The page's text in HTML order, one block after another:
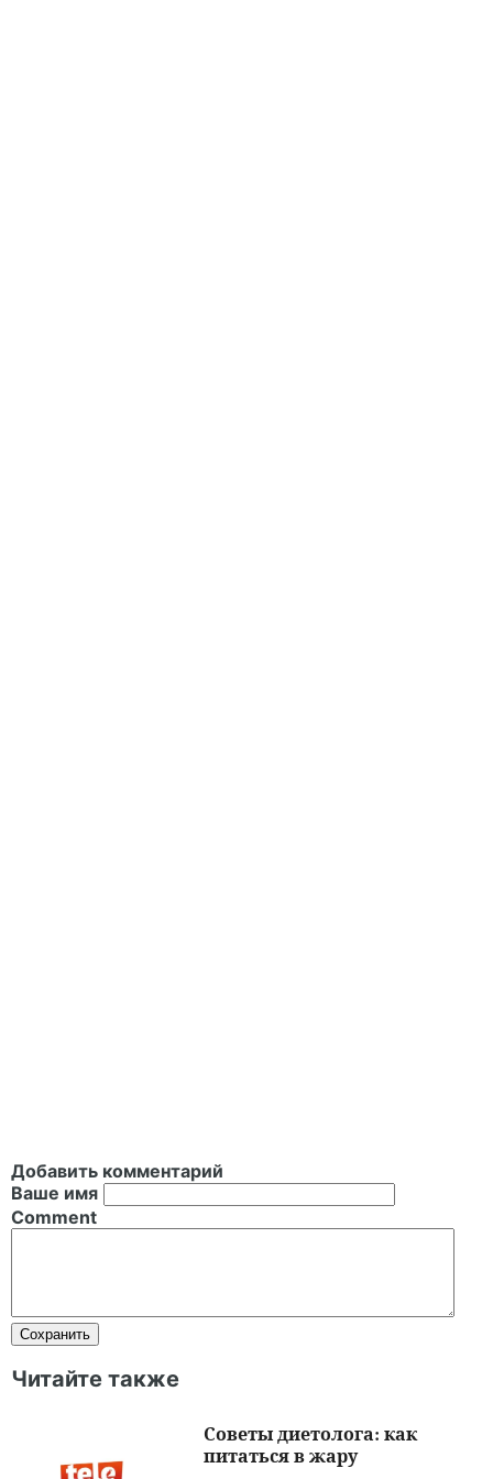
Добавить комментарий
Ваше имя
Comment
Читайте также
Советы диетолога: как
питаться в жару